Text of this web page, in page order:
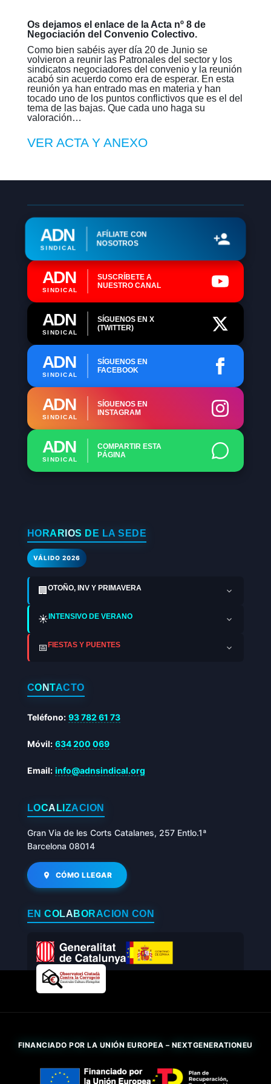
Os dejamos el enlace de la Acta nº 8 de
Negociación del Convenio Colectivo.
Como bien sabéis ayer día 20 de Junio se
volvieron a reunir las Patronales del sector y los
sindicatos negociadores del convenio y la reunión
acabó sin acuerdo como era de esperar. En esta
reunión ya han entrado mas en materia y han
tocado uno de los puntos conflictivos que es el del
tema de las bajas. Que cada uno haga su
valoración…
VER ACTA Y ANEXO
ADN
SINDICAL
AFÍLIATE CON
NOSOTROS
ADN
SINDICAL
SUSCRÍBETE A
NUESTRO CANAL
ADN
SINDICAL
SÍGUENOS EN X
(TWITTER)
ADN
SINDICAL
SÍGUENOS EN
FACEBOOK
ADN
SINDICAL
SÍGUENOS EN
INSTAGRAM
ADN
SINDICAL
COMPARTIR ESTA
PÁGINA
HORARIOS DE LA SEDE
VÁLIDO 2026
🏢 OTOÑO, INV Y PRIMAVERA
☀️INTENSIVO DE VERANO
📅FIESTAS Y PUENTES
CONTACTO
Teléfono: 93 782 61 73
Móvil: 634 200 069
Email: info@adnsindical.org
LOCALIZACIÓN
Gran Via de les Corts Catalanes, 257 Entlo.1ª
Barcelona 08014
CÓMO LLEGAR
EN COLABORACIÓN CON
FINANCIADO POR LA UNIÓN EUROPEA – NEXTGENERATIONEU